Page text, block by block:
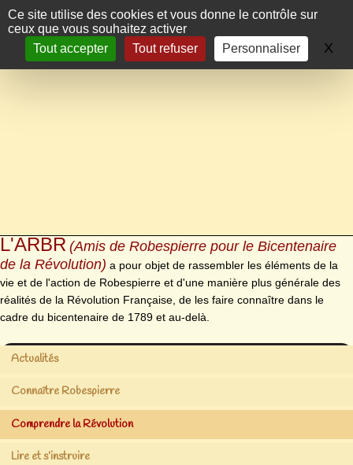
Panneau de gestion des cookies
Ce site utilise des cookies et vous donne le contrôle sur
ceux que vous souhaitez activer
Tout accepter
Tout refuser Personnaliser X
L'ARBR (Amis de Robespierre pour le Bicentenaire
de la Révolution) a pour objet de rassembler les éléments de la
vie et de l'action de Robespierre et d'une manière plus générale des
réalités de la Révolution Française, de les faire connaître dans le
cadre du bicentenaire de 1789 et au-delà.
Actualités
Connaître Robespierre
Comprendre la Révolution
Lire et s’instruire